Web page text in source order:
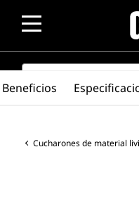
SEARCH
Cucharones de material
Beneficios